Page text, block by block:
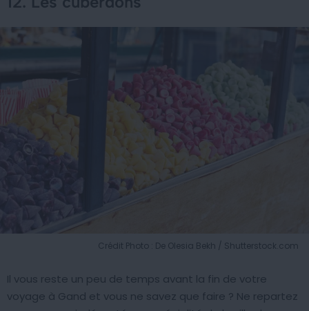
Crédit Photo : De Olesia Bekh / Shutterstock.com
Il vous reste un peu de temps avant la fin de votre
voyage à Gand et vous ne savez que faire ? Ne repartez